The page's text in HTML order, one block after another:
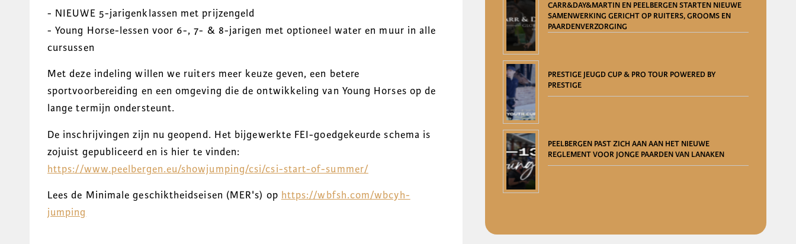
- NIEUWE 5-jarigenklassen met prijzengeld
- Young Horse-lessen voor 6-, 7- & 8-jarigen met optioneel water en muur in alle
cursussen
Met deze indeling willen we ruiters meer keuze geven, een betere
sportvoorbereiding en een omgeving die de ontwikkeling van Young Horses op de
lange termijn ondersteunt.
De inschrijvingen zijn nu geopend. Het bijgewerkte FEI-goedgekeurde schema is
zojuist gepubliceerd en is hier te vinden:
https://www.peelbergen.eu/showjumping/csi/csi-start-of-summer/
Lees de Minimale geschiktheidseisen (MER's) op https://wbfsh.com/wbcyh-
jumping
CARR&DAY&MARTIN EN PEELBERGEN STARTEN NIEUWE
SAMENWERKING GERICHT OP RUITERS, GROOMS EN
PAARDENVERZORGING
PRESTIGE JEUGD CUP & PRO TOUR POWERED BY
PRESTIGE
PEELBERGEN PAST ZICH AAN AAN HET NIEUWE
REGLEMENT VOOR JONGE PAARDEN VAN LANAKEN